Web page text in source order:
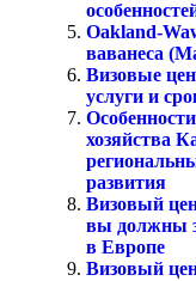
Oakland-
ваванеса
Визовые
услуги и
хозяйства
развития
Визовый
вы должны
в Европе
Визовый